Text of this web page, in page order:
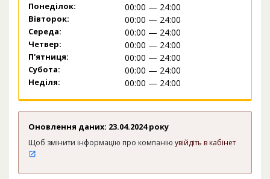
Понеділок: 00:00 — 24:00
Вівторок: 00:00 — 24:00
Середа: 00:00 — 24:00
Четвер: 00:00 — 24:00
П'ятниця: 00:00 — 24:00
Субота: 00:00 — 24:00
Неділя: 00:00 — 24:00
Оновлення даних: 23.04.2024 року
Щоб змінити інформацію про компанію увійдіть в кабінет